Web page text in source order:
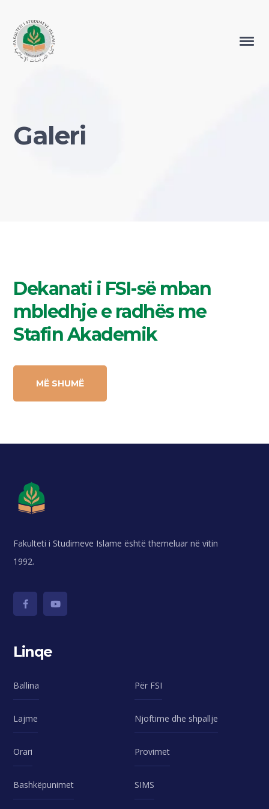
Galeri
Dekanati i FSI-së mban
mbledhje e radhës me
Stafin Akademik
MË SHUMË
Fakulteti i Studimeve Islame është themeluar në vitin
1992.
Linqe
Ballina Për FSI
Lajme Njoftime dhe shpallje
Orari Provimet
Bashkëpunimet SIMS